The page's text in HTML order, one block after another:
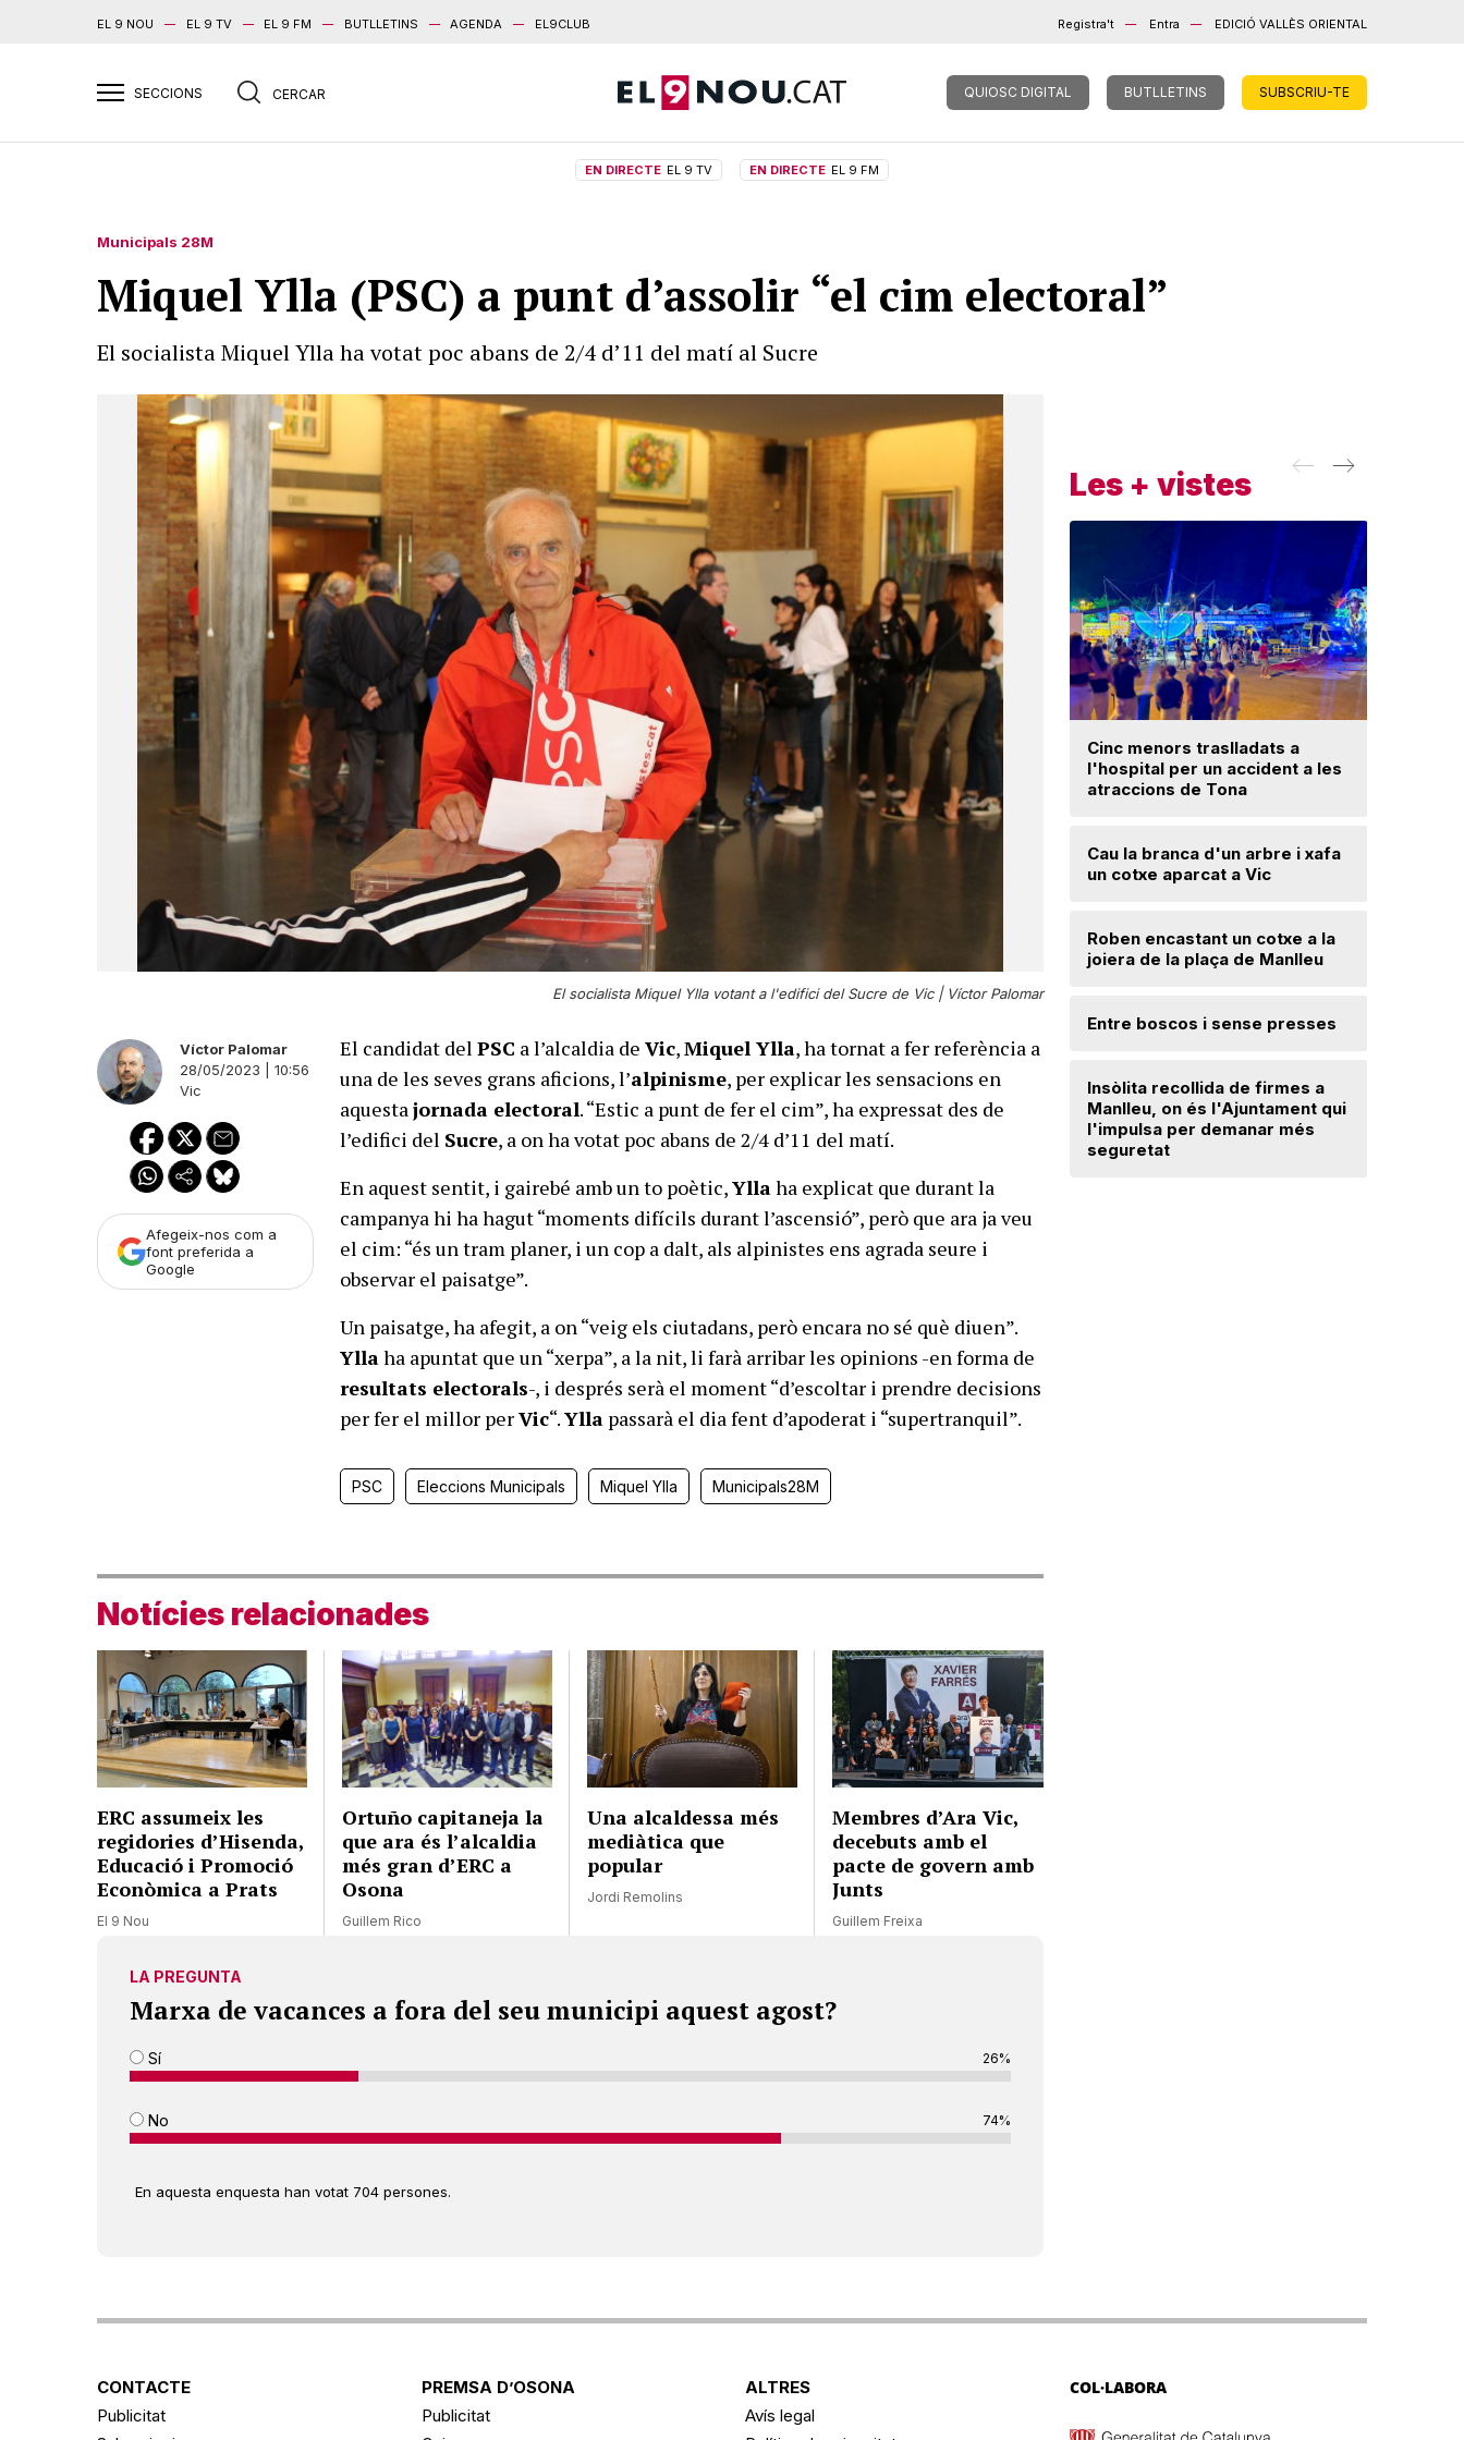
EL 9 NOU EL 9 TV EL 9 FM BUTLLETINS AGENDA EL9CLUB Registra't Entra EDICIÓ VALLÈS ORIENTAL
QUIOSC DIGITAL BUTLLETINS SUBSCRIU-TE
EN DIRECTE EL 9 TV EN DIRECTE EL 9 FM
Municipals 28M
Miquel Ylla (PSC) a punt d’assolir “el cim electoral”
El socialista Miquel Ylla ha votat poc abans de 2/4 d’11 del matí al Sucre
El socialista Miquel Ylla votant a l'edifici del Sucre de Vic | Víctor Palomar
Víctor Palomar
28/05/2023 | 10:56
Vic
Afegeix-nos com a
font preferida a
Google
El candidat delPSC a l’alcaldia deVic,Miquel Ylla, ha tornat a fer referència a
una de les seves grans aficions, l’alpinisme, per explicar les sensacions en
aquestajornada electoral. “Estic a punt de fer el cim”, ha expressat des de
l’edifici del Sucre, a on ha votat poc abans de 2/4 d’11 del matí.
En aquest sentit, i gairebé amb un to poètic,Yllaha explicat que durant la
campanya hi ha hagut “moments difícils durant l’ascensió”, però que ara ja veu
el cim: “és un tram planer, i un cop a dalt, als alpinistes ens agrada seure i
observar el paisatge”.
Un paisatge, ha afegit, a on “veig els ciutadans, però encara no sé què diuen”.
Yllaha apuntat que un “xerpa”, a la nit, li farà arribar les opinions -en forma de
resultats electorals-, i després serà el moment “d’escoltar i prendre decisions
per fer el millor perVic“.Ylla passarà el dia fent d’apoderat i “supertranquil”.
PSC Eleccions Municipals Miquel Ylla Municipals28M
Notícies relacionades
ERC assumeix les
regidories d’Hisenda,
Educació i Promoció
Econòmica a Prats
El 9 Nou
Ortuño capitaneja la
que ara és l’alcaldia
més gran d’ERC a
Osona
Guillem Rico
Una alcaldessa més
mediàtica que
popular
Jordi Remolins
Membres d’Ara Vic,
decebuts amb el
pacte de govern amb
Junts
Guillem Freixa
LA PREGUNTA
Marxa de vacances a fora del seu municipi aquest agost?
Sí 26%
No 74%
En aquesta enquesta han votat 704 persones.
Les + vistes
Cinc menors traslladats a
l'hospital per un accident a les
atraccions de Tona
Cau la branca d'un arbre i xafa
un cotxe aparcat a Vic
Roben encastant un cotxe a la
joiera de la plaça de Manlleu
Entre boscos i sense presses
Insòlita recollida de firmes a
Manlleu, on és l'Ajuntament qui
l'impulsa per demanar més
seguretat
CONTACTE
Publicitat
PREMSA D’OSONA
Publicitat
ALTRES
Avís legal
COL·LABORA